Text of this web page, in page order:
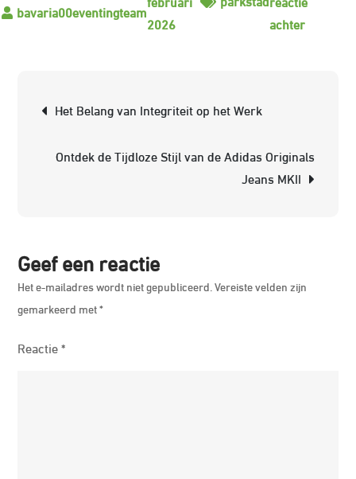
2026
achterop
Parkstad
Limburg
Het Belang van Integriteit op het Werk
Ontdek de Tijdloze Stijl van de Adidas Originals
Jeans MKII
Geef een reactie
Het e-mailadres wordt niet gepubliceerd. Vereiste velden zijn
gemarkeerd met*
Reactie*